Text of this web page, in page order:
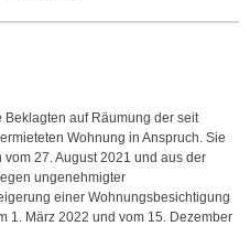
auf Räumung der seit
Wohnung in Anspruch. Sie
27. August 2021 und aus der
ungenehmigter
einer Wohnungsbesichtigung
1. März 2022 und vom 15. Dezember